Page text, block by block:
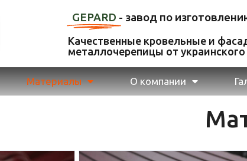
GEPARD - завод по
Качественные кровельные и
металлочерепицы от
Материалы О компании